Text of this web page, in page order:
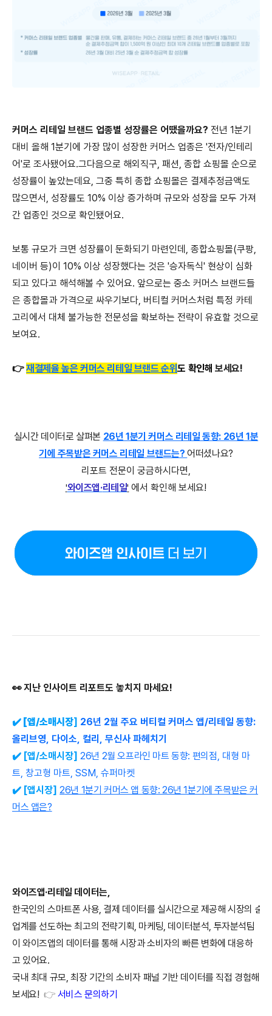
커머스 리테일 브랜드 업종별 성장률은 어땠을까요? 전년 1분기
대비 올해 1분기에 가장 많이 성장한 커머스 업종은 '전자/인테리
어'로 조사됐어요. ​그다음으로 해외직구, 패션, 종합 쇼핑몰 순으로
성장률이 높았는데요, 그중 특히 종합 쇼핑몰은 결제추정금액도
많으면서, 성장률도 10% 이상 증가하며 규모와 성장을 모두 가져
간 업종인 것으로 확인됐어요.
보통 규모가 크면 성장률이 둔화되기 마련인데, 종합쇼핑몰(쿠팡,
네이버 등)이 10% 이상 성장했다는 것은 '승자독식' 현상이 심화
되고 있다고 해석해볼 수 있어요. 앞으로는 중소 커머스 브랜드들
은 종합몰과 가격으로 싸우기보다, 버티컬 커머스처럼 특정 카테
고리에서 대체 불가능한 전문성을 확보하는 전략이 유효할 것으로
보여요.
👉재 결제율 높은 커머스 리테일 브랜드 순위도 확인해 보세요!
실시간 데이터로 살펴본 26년 1분기 커머스 리테일 동향: 26년 1분
기에 주목받은 커머스 리테일 브랜드는?어떠셨나요?
리포트 전문이 궁금하시다면,
'와이즈앱·리테일' 에서 확인해 보세요!
👀지난 인사이트 리포트도 놓치지 마세요!
✔️ [앱/소매시장] 26년 2월 주요 버티컬 커머스 앱/리테일 동향:
올리브영, 다이소, 컬리, 무신사 파헤치기
✔️ [앱/소매시장] 26년 2월 오프라인 마트 동향: 편의점, 대형 마
트, 창고형 마트, SSM, 슈퍼마켓
✔️ [앱시장]26년 1분기 커머스 앱 동향: 26년 1분기에 주목받은 커
머스 앱은?
와이즈앱·리테일 데이터는,
한국인의 스마트폰 사용, 결제 데이터를 실시간으로 제공해 시장의 숨
업계를 선도하는 최고의 전략기획, 마케팅, 데이터분석, 투자분석팀
이 와이즈앱의 데이터를 통해 시장과소비자의 빠른 변화에 대응하
고 있어요.
국내 최대 규모,최장 기간의 소비자 패널 기반 데이터를 직접 경험해
보세요! 👉 서비스 문의하기